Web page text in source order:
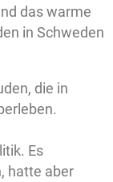
das warme
in Schweden
die in
Es
hatte aber